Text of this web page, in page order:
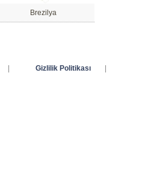
Brezilya
Gizlilik Politikası